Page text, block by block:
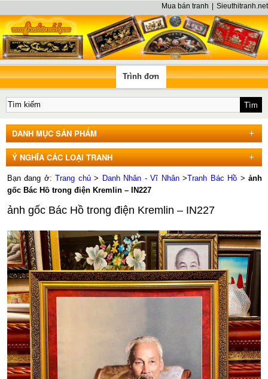
Sieuthitranh.net
Mua bán tranh
Trình đơn
DANH MỤC SẢN PHẨM
Ý NGHĨA CÁC LOẠI TRANH
Bạn đang ở:Trang chủ> Danh Nhân - Vĩ Nhân>Tranh Bác Hồ >ảnh
gốc Bác Hồ trong điện Kremlin – IN227
ảnh gốc Bác Hồ trong điện Kremlin – IN227